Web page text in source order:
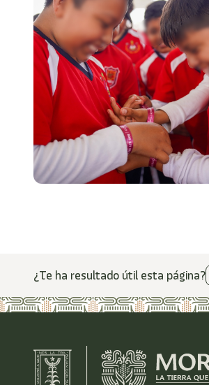
¿Te ha resultado útil esta página?